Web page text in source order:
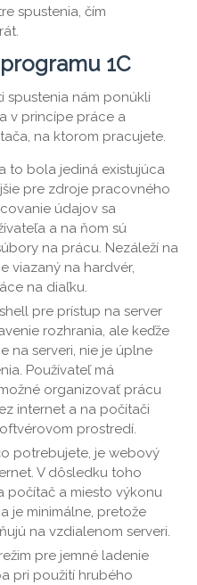
spustenia, čím
1C
spustenia nám ponúkli
v princípe práce a
na ktorom pracujete.
to bola jediná existujúca
pre zdroje pracovného
údajov sa
a na ňom sú
na prácu. Nezáleží na
viazaný na hardvér,
na diaľku.
pre prístup na server
rozhrania, ale keďže
na serveri, nie je úplne
Používateľ má
organizovať prácu
internet a na počítači
prostredí.
potrebujete, je webový
V dôsledku toho
počítač a miesto výkonu
je minimálne, pretože
na vzdialenom serveri.
pre jemné ladenie
pri použití hrubého